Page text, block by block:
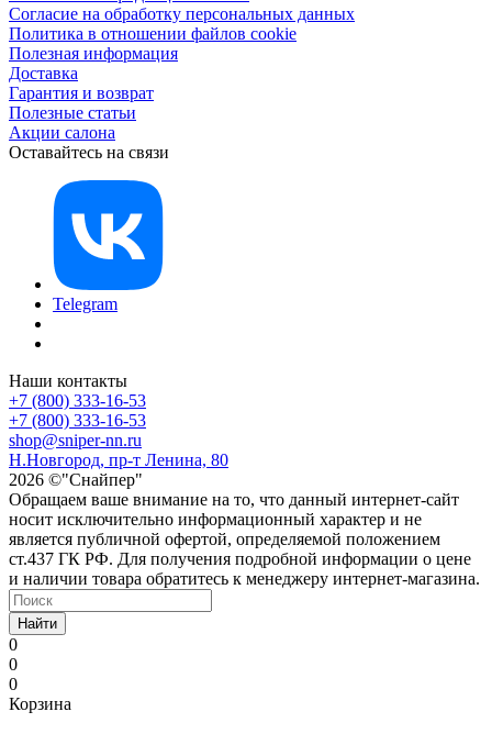
Согласие на обработку персональных данных
Политика в отношении файлов cookie
Полезная информация
Доставка
Гарантия и возврат
Полезные статьи
Акции салона
Оставайтесь на связи
Telegram
Наши контакты
+7 (800) 333-16-53
+7 (800) 333-16-53
shop@sniper-nn.ru
Н.Новгород, пр-т Ленина, 80
2026 ©"Снайпер"
Обращаем ваше внимание на то, что данный интернет-сайт
носит исключительно информационный характер и не
является публичной офертой, определяемой положением
ст.437 ГК РФ. Для получения подробной информации о цене
и наличии товара обратитесь к менеджеру интернет-магазина.
Найти
0
0
0
Корзина